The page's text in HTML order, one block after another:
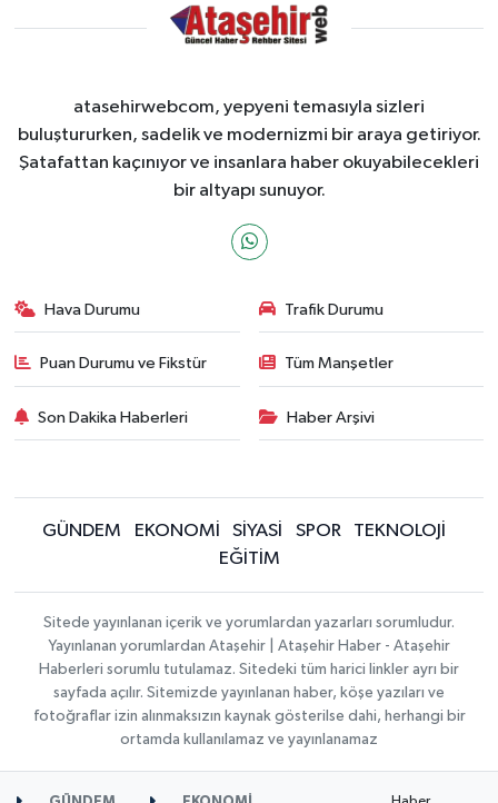
atasehirwebcom, yepyeni temasıyla sizleri
buluştururken, sadelik ve modernizmi bir araya getiriyor.
Şatafattan kaçınıyor ve insanlara haber okuyabilecekleri
bir altyapı sunuyor.
Hava Durumu Trafik Durumu
Puan Durumu ve Fikstür Tüm Manşetler
Son Dakika Haberleri Haber Arşivi
GÜNDEM EKONOMİ SİYASİ SPOR
TEKNOLOJİ
EĞİTİM
Sitede yayınlanan içerik ve yorumlardan yazarları sorumludur.
Yayınlanan yorumlardan Ataşehir | Ataşehir Haber - Ataşehir
Haberleri sorumlu tutulamaz. Sitedeki tüm harici linkler ayrı bir
sayfada açılır. Sitemizde yayınlanan haber, köşe yazıları ve
fotoğraflar izin alınmaksızın kaynak gösterilse dahi, herhangi bir
ortamda kullanılamaz ve yayınlanamaz